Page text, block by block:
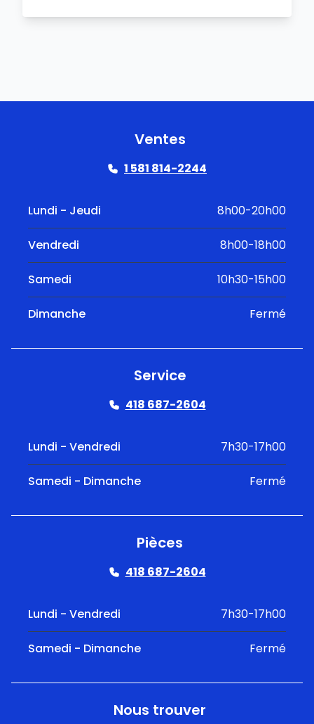
Ventes
1 581 814-2244
Lundi - Jeudi 8h00-20h00
Vendredi 8h00-18h00
Samedi 10h30-15h00
Dimanche Fermé
Service
418 687-2604
Lundi - Vendredi 7h30-17h00
Samedi - Dimanche Fermé
Pièces
418 687-2604
Lundi - Vendredi 7h30-17h00
Samedi - Dimanche Fermé
Nous trouver